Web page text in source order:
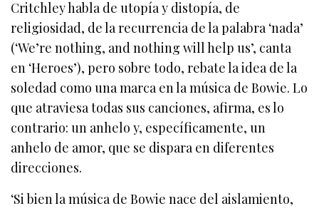
Critchley habla de utopía y distopía, de
religiosidad, de la recurrencia de la palabra ‘nada’
(‘We’re nothing, and nothing will help us’, canta
en ‘Heroes’), pero sobre todo, rebate la idea de la
soledad como una marca en la música de Bowie. Lo
que atraviesa todas sus canciones, afirma, es lo
contrario: un anhelo y, específicamente, un
anhelo de amor, que se dispara en diferentes
direcciones.
‘Si bien la música de Bowie nace del aislamiento,